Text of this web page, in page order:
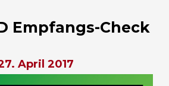
Empfangs-Check
April 2017